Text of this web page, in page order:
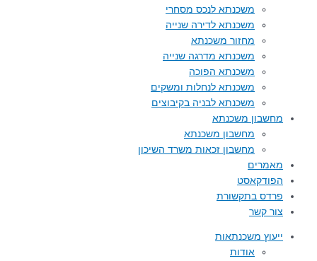
משכנתא לנכס מסחרי
משכנתא לדירה שנייה
מחזור משכנתא
משכנתא מדרגה שנייה
משכנתא הפוכה
משכנתא לנחלות ומשקים
משכנתא לבניה בקיבוצים
מחשבון משכנתא
מחשבון משכנתא
מחשבון זכאות משרד השיכון
מאמרים
הפודקאסט
פרדס בתקשורת
צור קשר
ייעוץ משכנתאות
אודות